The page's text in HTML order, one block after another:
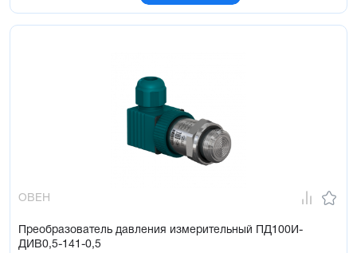
ОВЕН
Преобразователь давления измерительный ПД100И-
ДИВ0,5-141-0,5